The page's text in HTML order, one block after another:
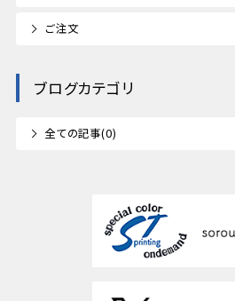
ご注文
ブログカテゴリ
全ての記事(0)